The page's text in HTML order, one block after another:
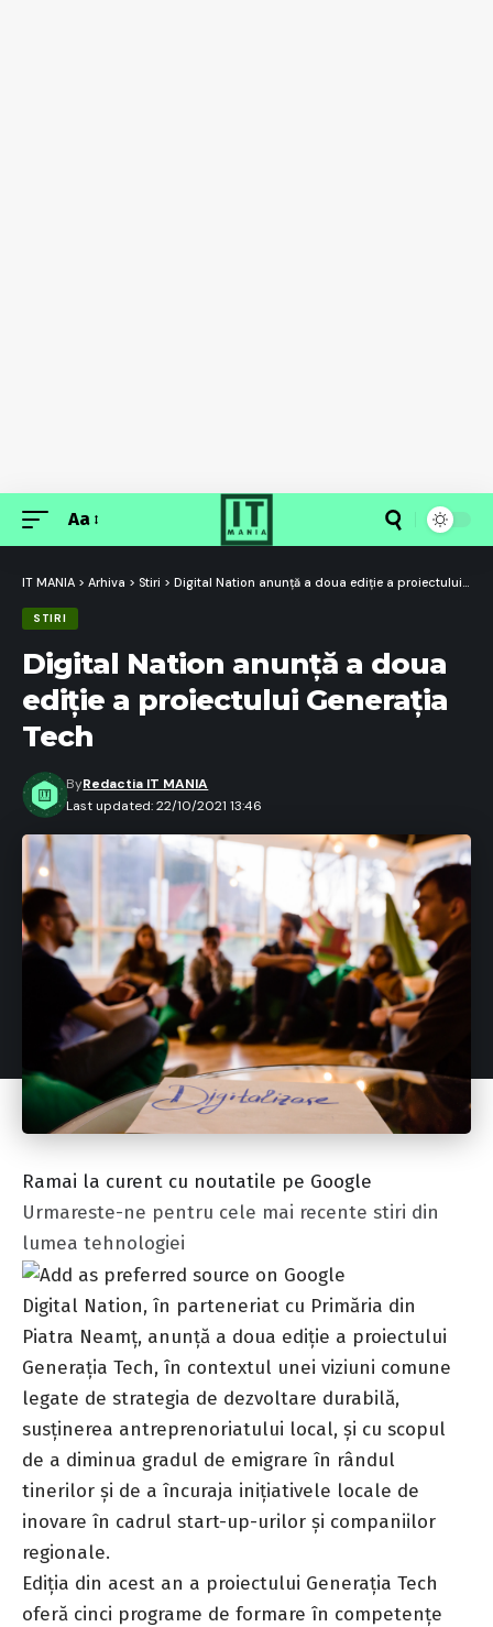
Font
Aa
IT MANIA > Arhiva > Stiri > Digital Nation anunță a doua ediție a proiectului Generația Tech
STIRI
Digital Nation anunță a doua
ediție a proiectului Generația
Tech
Last updated: 22/10/2021 13:46
ByRedactia IT MANIA
Ramai la curent cu noutatile pe Google
Urmareste-ne pentru cele mai recente stiri din
lumea tehnologiei
Digital Nation, în parteneriat cu Primăria din
Piatra Neamț, anunță a doua ediție a proiectului
Generația Tech, în contextul unei viziuni comune
legate de strategia de dezvoltare durabilă,
susținerea antreprenoriatului local, și cu scopul
de a diminua gradul de emigrare în rândul
tinerilor și de a încuraja inițiativele locale de
inovare în cadrul start-up-urilor și companiilor
regionale.
Ediția din acest an a proiectului Generația Tech
oferă cinci programe de formare în competențe